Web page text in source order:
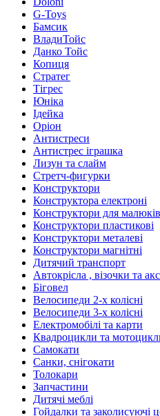
G-Toys
Бамсик
ВладиТойс
Данко Тойс
Копиця
Стратег
Тігрес
Юніка
Ідейка
Оріон
Антистреси
Антистрес іграшка
Лизун та слайм
Стретч-фигурки
Конструктори
Конструктора електроні
Конструктори для малюків
Конструктори пластикові
Конструктори металеві
Конструктори магнітні
Дитячий транспорт
Автокрісла , візочки та
Біговел
Велосипеди 2-х колісні
Велосипеди 3-х колісні
Електромобілі та карти
Квадроцикли та
Самокати
Санки, снігокати
Толокари
Запчастини
Дитячі меблі
Гойдалки та заколисуючі